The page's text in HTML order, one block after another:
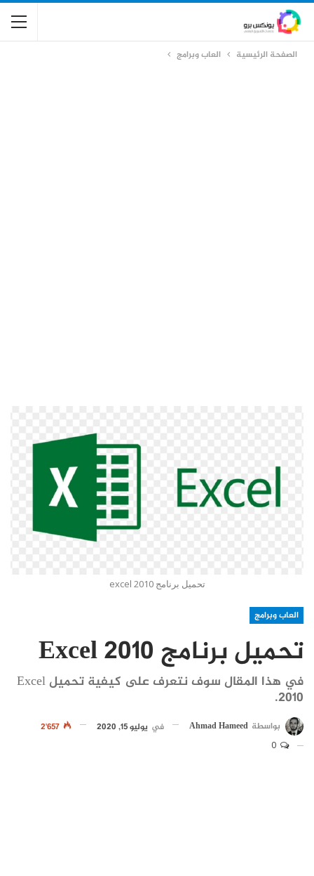
الصفحة الرئيسية العاب وبرامج
تحميل برنامج excel 2010
العاب وبرامج
تحميل برنامج Excel 2010
في هذا المقال سوف نتعرف على كيفية تحميل Excel
2010.
بواسطة Ahmad Hameed في يوليو 15, 2020